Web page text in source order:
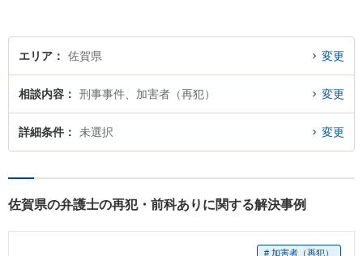
エリア 佐賀県 変更
相談内容 刑事事件、加害者（再犯） 変更
詳細条件 未選択 変更
佐賀県の弁護士の再犯・前科ありに関する解決事例
# 加害者（再犯）